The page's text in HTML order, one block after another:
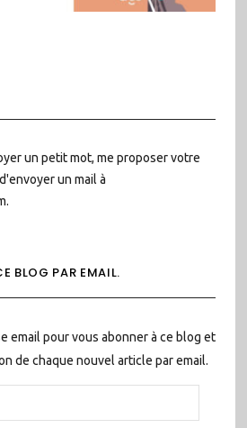
un petit mot, me proposer votre
un mail à
BLOG PAR EMAIL.
email pour vous abonner à ce blog et
de chaque nouvel article par email.